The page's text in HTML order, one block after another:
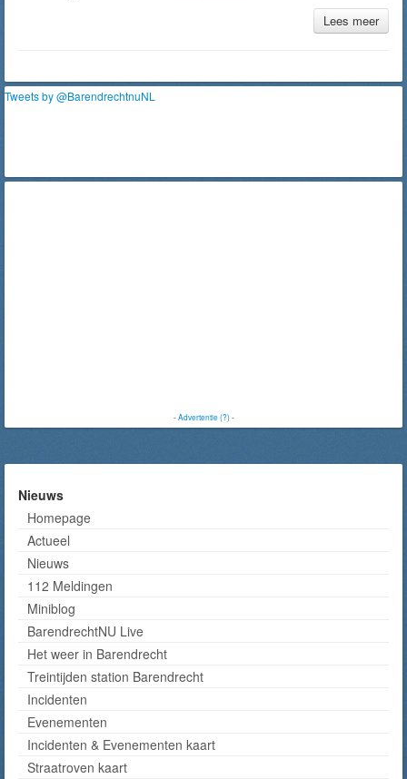
Lees meer
Tweets by @BarendrechtnuNL
-Advertentie (?)-
Nieuws
Homepage
Actueel
Nieuws
112 Meldingen
Miniblog
BarendrechtNU Live
Het weer in Barendrecht
Treintijden station Barendrecht
Incidenten
Evenementen
Incidenten & Evenementen kaart
Straatroven kaart